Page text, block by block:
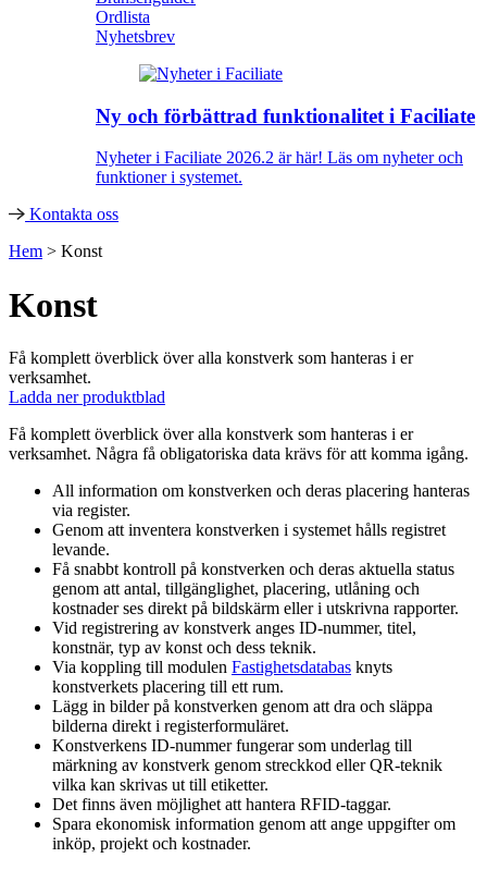
Ordlista
Nyhetsbrev
Ny och förbättrad funktionalitet i Faciliate
Nyheter i Faciliate 2026.2 är här! Läs om nyheter och
funktioner i systemet.
Kontakta oss
Hem > Konst
Konst
Få komplett överblick över alla konstverk som hanteras i er
verksamhet.
Ladda ner produktblad
Få komplett överblick över alla konstverk som hanteras i er
verksamhet. Några få obligatoriska data krävs för att komma igång.
All information om konstverken och deras placering hanteras
via register.
Genom att inventera konstverken i systemet hålls registret
levande.
Få snabbt kontroll på konstverken och deras aktuella status
genom att antal, tillgänglighet, placering, utlåning och
kostnader ses direkt på bildskärm eller i utskrivna rapporter.
Vid registrering av konstverk anges ID-nummer, titel,
konstnär, typ av konst och dess teknik.
Via koppling till modulen Fastighetsdatabas knyts
konstverkets placering till ett rum.
Lägg in bilder på konstverken genom att dra och släppa
bilderna direkt i registerformuläret.
Konstverkens ID-nummer fungerar som underlag till
märkning av konstverk genom streckkod eller QR-teknik
vilka kan skrivas ut till etiketter.
Det finns även möjlighet att hantera RFID-taggar.
Spara ekonomisk information genom att ange uppgifter om
inköp, projekt och kostnader.